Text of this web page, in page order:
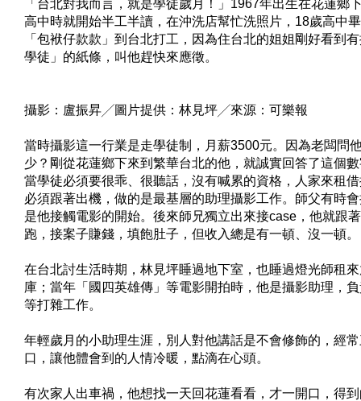
「台北對我而言，就是學徒歲月！」1967年出生在花蓮鄉
高中時就開始半工半讀，在沖洗店幫忙洗照片，18歲高中
「包袱仔款款」到台北打工，因為住台北的姐姐剛好看到
學徒」的紙條，叫他趕快來應徵。
攝影：盧振昇╱圖片提供：林見坪╱來源：可樂報
當時攝影這一行業是走學徒制，月薪3500元。因為老闆問
少？剛從花蓮鄉下來到繁華台北的他，就誠實回答了這個
當學徒必須要很乖、很聽話，沒有喊累的資格，人家來租
必須跟著出機，做的是最基層的助理攝影工作。師父有時
是他接觸電影的開始。後來師兄獨立出來接case，他就跟
跑，接案子賺錢，填飽肚子，但收入總是有一頓、沒一頓。
在台北討生活時期，林見坪睡過地下室，也睡過燈光師租
庫；當年「國四英雄傳」等電影開拍時，他是攝影助理，
等打雜工作。
年輕歲月的小助理生涯，別人對他講話是不會修飾的，經
口，讓他體會到的人情冷暖，點滴在心頭。
有次家人出車禍，他想找一天回花蓮看看，才一開口，得